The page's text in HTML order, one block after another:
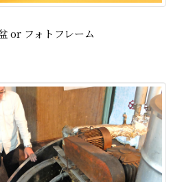
or フォトフレーム